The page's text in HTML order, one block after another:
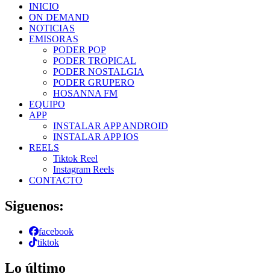
INICIO
ON DEMAND
NOTICIAS
EMISORAS
PODER POP
PODER TROPICAL
PODER NOSTALGIA
PODER GRUPERO
HOSANNA FM
EQUIPO
APP
INSTALAR APP ANDROID
INSTALAR APP IOS
REELS
Tiktok Reel
Instagram Reels
CONTACTO
Siguenos:
facebook
tiktok
Lo último